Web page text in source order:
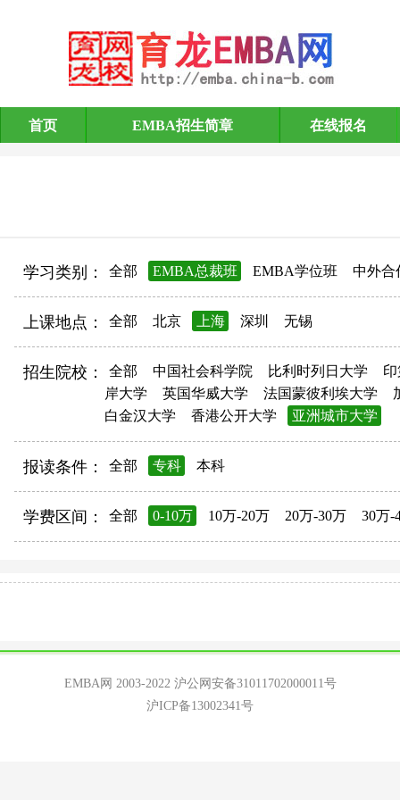
EMBA招生简章
首页 EMBA招生简章 在线报名
学习类别： 全部 EMBA总裁班 EMBA学位班 中外合
上课地点： 全部 北京 上海 深圳 无锡
招生院校： 全部 中国社会科学院 比利时列日大学
岸大学
英国华威大学 法国蒙彼利埃大学
白金汉大学
香港公开大学 亚洲城市大学
报读条件： 全部 专科 本科
学费区间： 全部 0-10万 10万-20万 20万-30万 30万-
EMBA网 2003-2022 沪公网安备31011702000011号
沪ICP备13002341号